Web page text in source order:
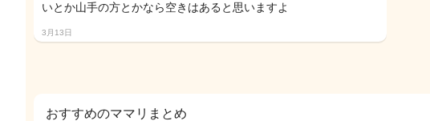
いとか山手の方とかなら空きはあると思いますよ
3月13日
おすすめのママリまとめ